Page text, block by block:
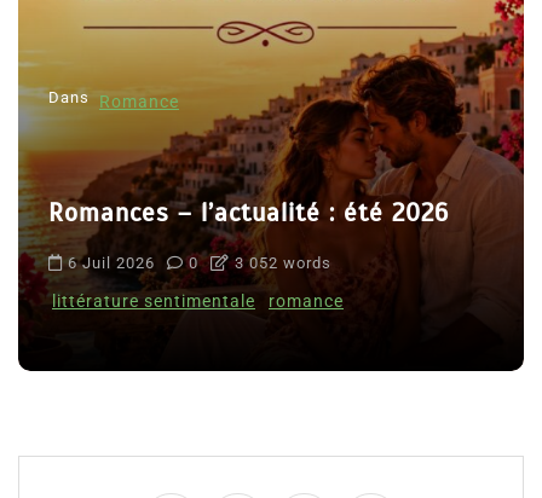
Dans Romance
Romances – l’actualité : été 2026
6 Juil 2026 0 3 052 words
littérature sentimentale romance